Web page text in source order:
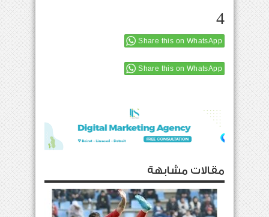
4
Share this on WhatsApp
Share this on WhatsApp
مقالات مشابهة